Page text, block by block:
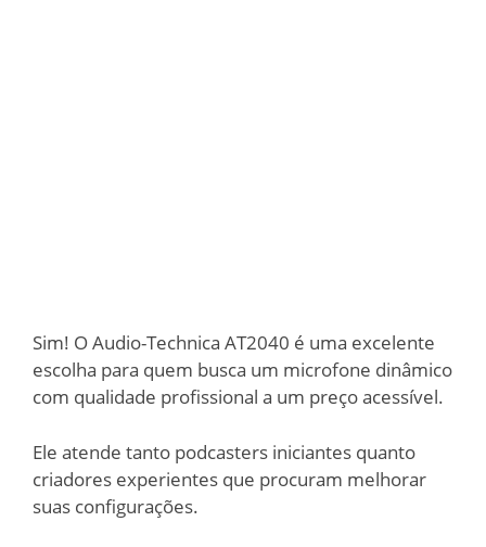
Sim! O Audio-Technica AT2040 é uma excelente
escolha para quem busca um microfone dinâmico
com qualidade profissional a um preço acessível.
Ele atende tanto podcasters iniciantes quanto
criadores experientes que procuram melhorar
suas configurações.